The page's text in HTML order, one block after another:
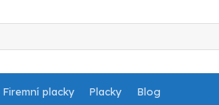
Firemní placky Placky Blog